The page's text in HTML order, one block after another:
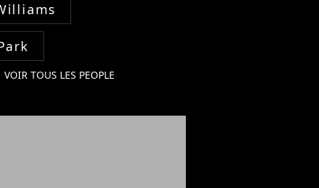
VOIR TOUS LES PEOPLE